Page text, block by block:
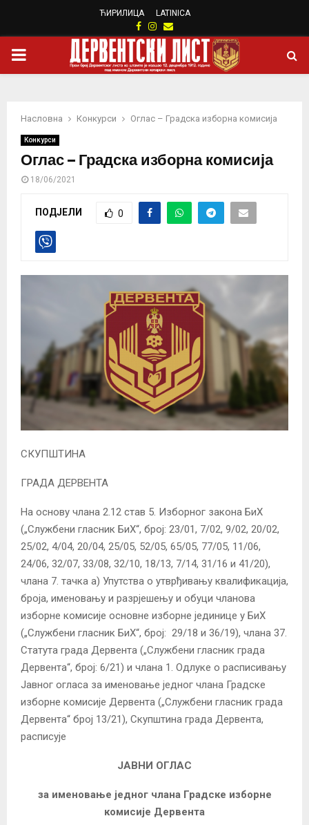
ЋИРИЛИЦА LATINICA
Facebook
Instagram
Email
PRIMARY
Насловна Конкурси Оглас – Градска изборна комисија
Конкурси
Оглас – Градска изборна комисија
18/06/2021
ПОДЈЕЛИ 0
СКУПШТИНА
ГРАДА ДЕРВЕНТА
На основу члана 2.12 став 5. Изборног закона БиХ
(„Службени гласник БиХ“, број: 23/01, 7/02, 9/02, 20/02,
25/02, 4/04, 20/04, 25/05, 52/05, 65/05, 77/05, 11/06,
24/06, 32/07, 33/08, 32/10, 18/13, 7/14, 31/16 и 41/20),
члана 7. тачка а) Упутства о утврђивању квалификација,
броја, именовању и разрјешењу и обуци чланова
изборне комисије основне изборне јединице у БиХ
(„Службени гласник БиХ“, број: 29/18 и 36/19), члана 37.
Статута града Дервента („Службени гласник града
Дервента“, број: 6/21) и члана 1. Одлуке о расписивању
Јавног огласа за именовање једног члана Градске
изборне комисије Дервента („Службени гласник града
Дервента“ број 13/21), Скупштина града Дервента,
расписујe
ЈАВНИ ОГЛАС
за именовање једног члана Градске изборне
комисије Дервента